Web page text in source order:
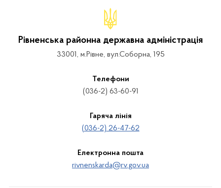
Рівненська районна державна адміністрація
33001, м.Рівне, вул.Соборна, 195
Телефони
(036-2) 63-60-91
Гаряча лінія
(036-2) 26-47-62
Електронна пошта
rivnenskarda@rv.gov.ua